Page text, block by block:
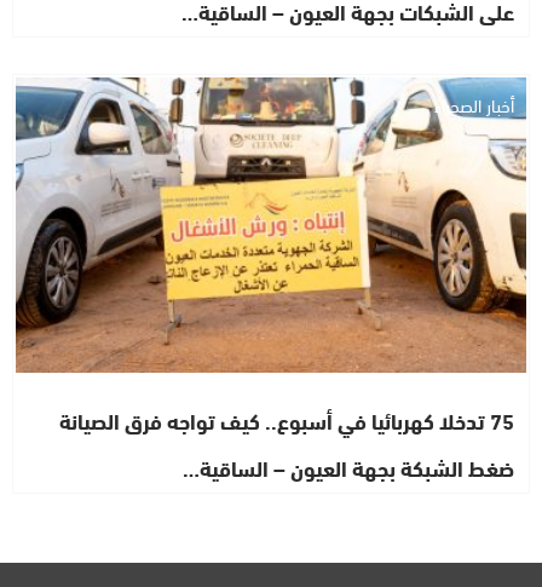
على الشبكات بجهة العيون – الساقية…
أخبار الصحراء
75 تدخلا كهربائيا في أسبوع.. كيف تواجه فرق الصيانة
ضغط الشبكة بجهة العيون – الساقية…